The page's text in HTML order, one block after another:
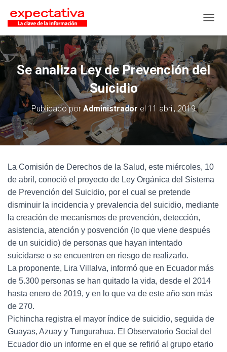
Se analiza Ley de Prevención del
Suicidio
Publicado por Administrador el11 abril, 2019
La Comisión de Derechos de la Salud, este miércoles, 10
de abril, conoció el proyecto de Ley Orgánica del Sistema
de Prevención del Suicidio, por el cual se pretende
disminuir la incidencia y prevalencia del suicidio, mediante
la creación de mecanismos de prevención, detección,
asistencia, atención y posvención (lo que viene después
de un suicidio) de personas que hayan intentado
suicidarse o se encuentren en riesgo de realizarlo.
La proponente, Lira Villalva, informó que en Ecuador más
de 5.300 personas se han quitado la vida, desde el 2014
hasta enero de 2019, y en lo que va de este año son más
de 270.
Pichincha registra el mayor índice de suicidio, seguida de
Guayas, Azuay y Tungurahua. El Observatorio Social del
Ecuador dio un informe en el que se refirió al grupo etario